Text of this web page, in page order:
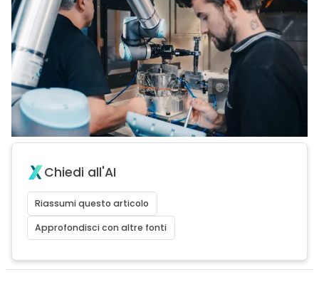
Chiedi all'AI
Riassumi questo articolo
Approfondisci con altre fonti